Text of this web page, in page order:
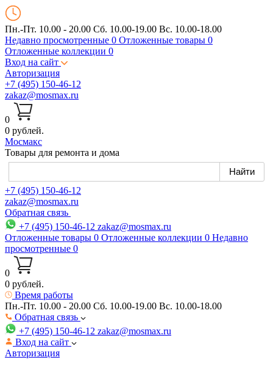
Пн.-Пт. 10.00 - 20.00 Сб. 10.00-19.00 Вс. 10.00-18.00
Недавно просмотренные 0 Отложенные товары 0
Отложенные коллекции 0
Вход на сайт
Авторизация
+7 (495) 150-46-12
zakaz@mosmax.ru
0
0 рублей.
Мосмакс
Товары для ремонта и дома
+7 (495) 150-46-12
zakaz@mosmax.ru
Обратная связь
+7 (495) 150-46-12 zakaz@mosmax.ru
Отложенные товары 0 Отложенные коллекции 0 Недавно
просмотренные 0
0
0 рублей.
Время работы
Пн.-Пт. 10.00 - 20.00 Сб. 10.00-19.00 Вс. 10.00-18.00
Обратная связь
+7 (495) 150-46-12 zakaz@mosmax.ru
Вход на сайт
Авторизация